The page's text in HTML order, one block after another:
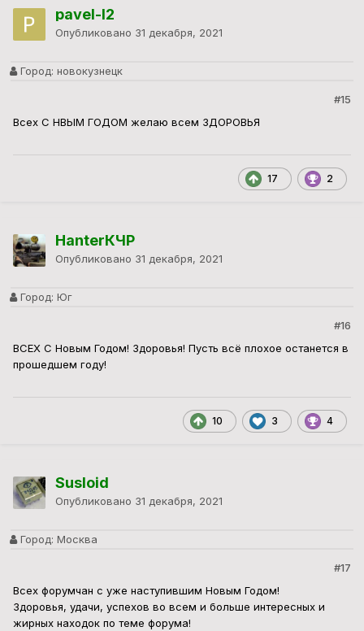
pavel-l2
Опубликовано 31 декабря, 2021
Город: новокузнецк
#15
Всех С НВЫМ ГОДОМ желаю всем ЗДОРОВЬЯ
17 2
HanterКЧР
Опубликовано 31 декабря, 2021
Город: Юг
#16
ВСЕХ С Новым Годом! Здоровья! Пусть всё плохое останется в
прошедшем году!
10 3 4
Susloid
Опубликовано 31 декабря, 2021
Город: Москва
#17
Всех форумчан с уже наступившим Новым Годом!
Здоровья, удачи, успехов во всем и больше интересных и
жирных находок по теме форума!